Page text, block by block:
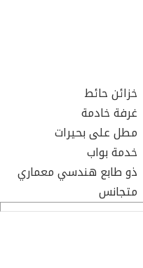
الآن قبل نفادها!
خزائن حائط
غرفة خادمة
مطل على بحيرات
خدمة بواب
ذو طابع هندسي معماري
متجانس